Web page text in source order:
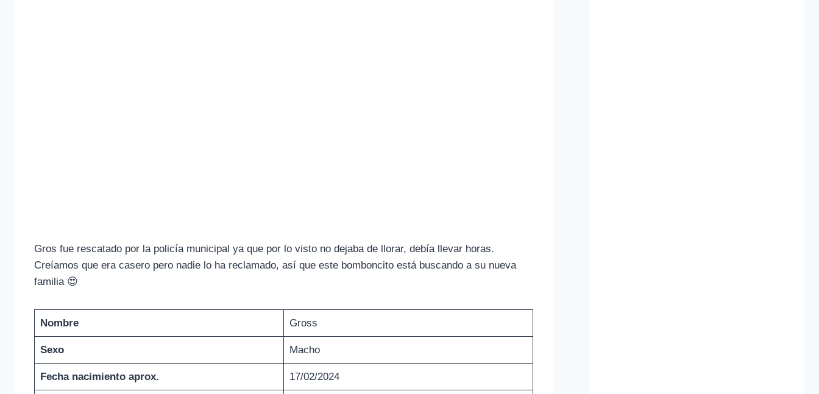
Gros fue rescatado por la policía municipal ya que por lo visto no dejaba de llorar, debía llevar horas.
Creíamos que era casero pero nadie lo ha reclamado, así que este bomboncito está buscando a su nueva
familia 😍
Nombre Gross
Sexo Macho
Fecha nacimiento aprox. 17/02/2024